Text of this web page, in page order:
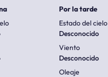
Por la tarde
Estado del cielo
Desconocido
Viento
Desconocido
Oleaje